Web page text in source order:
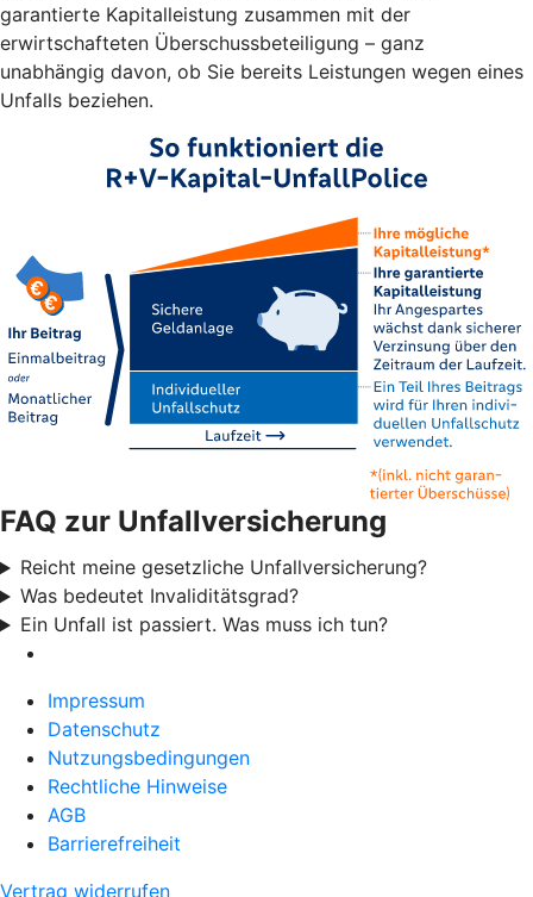
garantierte Kapitalleistung zusammen mit der
erwirtschafteten Überschussbeteiligung – ganz
unabhängig davon, ob Sie bereits Leistungen wegen eines
Unfalls beziehen.
FAQ zur Unfallversicherung
Reicht meine gesetzliche Unfallversicherung?
Was bedeutet Invaliditätsgrad?
Ein Unfall ist passiert. Was muss ich tun?
Impressum
Datenschutz
Nutzungsbedingungen
Rechtliche Hinweise
AGB
Barrierefreiheit
Vertrag widerrufen